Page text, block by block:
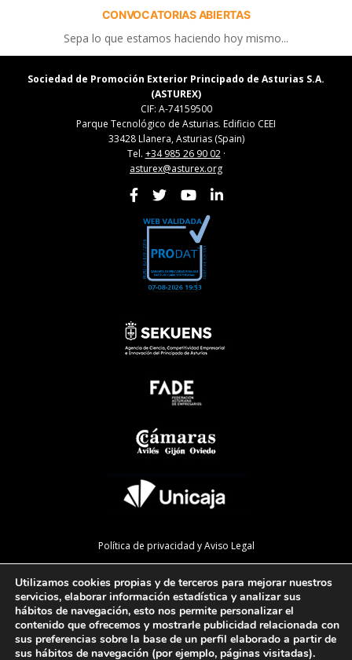
CONVOCATORIAS ABIERTAS
Sepa lo que estamos haciendo hoy mismo...
Sociedad de Promoción Exterior Principado de Asturias S.A.
(ASTUREX)
CIF: A-74159500
Parque Tecnológico de Asturias. Edificio CEEI
33428 Llanera, Asturias (Spain)
Tel. +34 985 26 90 02·
asturex@asturex.org
Política de privacidad y Aviso Legal
Política de calidad
Mapa de la web
Preguntas Frecuentes
Utilizamos cookies propias y de terceros para mejorar nuestros
servicios, elaborar información estadística y analizar sus
hábitos de navegación, esto nos permite personalizar el
contenido que ofrecemos y mostrarle publicidad relacionada con
sus preferencias sobre la base de un perfil elaborado a partir de
sus hábitos de navegación (por ejemplo, páginas visitadas).